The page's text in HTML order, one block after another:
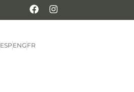
ESP ENGFR